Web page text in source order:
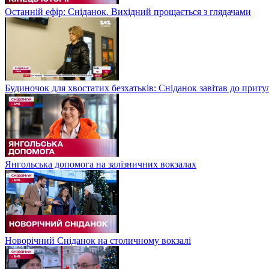
Останній ефір: Сніданок. Вихідний прощається з глядачами
Будиночок для хвостатих безхатьків: Сніданок завітав до
Янгольська допомога на залізничних вокзалах
Новорічний Сніданок на столичному вокзалі